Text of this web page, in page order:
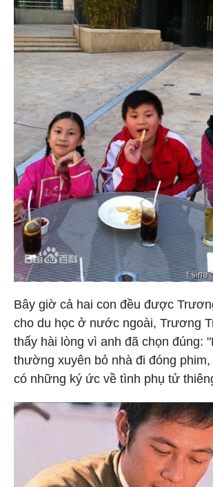
Bây giờ cả hai con đều được
cho du học ở nước ngoài, Trương
thấy hài lòng vì anh đã chọn đúng:
thường xuyên bỏ nhà đi đóng phim,
có những ký ức về tình phụ tử